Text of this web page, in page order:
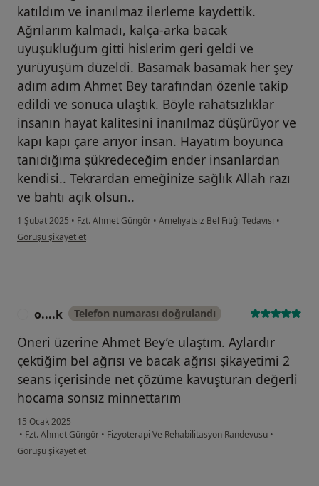
katıldım ve inanılmaz ilerleme kaydettik.
Ağrılarım kalmadı, kalça-arka bacak
uyuşukluğum gitti hislerim geri geldi ve
yürüyüşüm düzeldi. Basamak basamak her şey
adım adım Ahmet Bey tarafından özenle takip
edildi ve sonuca ulaştık. Böyle rahatsızlıklar
insanın hayat kalitesini inanılmaz düşürüyor ve
kapı kapı çare arıyor insan. Hayatım boyunca
tanıdığıma şükredeceğim ender insanlardan
kendisi.. Tekrardan emeğinize sağlık Allah razı
ve bahtı açık olsun..
1 Şubat 2025 • Fzt. Ahmet Güngör • Ameliyatsız Bel Fıtığı Tedavisi •
kullanıcının görüşüne göre at...n
Görüşü şikayet et
o....k Telefon numarası doğrulandı
Öneri üzerine Ahmet Bey’e ulaştım. Aylardır
çektiğim bel ağrısı ve bacak ağrısı şikayetimi 2
seans içerisinde net çözüme kavuşturan değerli
hocama sonsız minnettarım
15 Ocak 2025
• Fzt. Ahmet Güngör • Fizyoterapi Ve Rehabilitasyon Randevusu •
kullanıcının görüşüne göre o....k
Görüşü şikayet et